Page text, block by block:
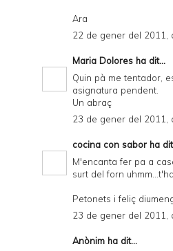
Ara
22 de gener del 2011,
Maria Dolores ha dit...
Quin pà me tentador,
asignatura pendent.
Un abraç
23 de gener del 2011,
cocina con sabor ha
M'encanta fer pa a
surt del forn
Petonets i feliç
23 de gener del 2011,
Anònim ha dit...